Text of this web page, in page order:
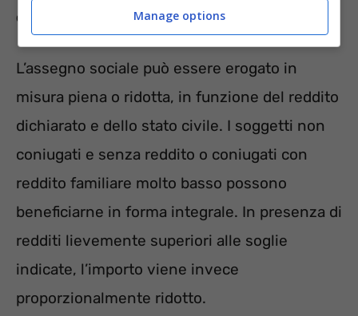
complessivo sale a 14.005,94 euro.
L’assegno sociale può essere erogato in
misura piena o ridotta, in funzione del reddito
dichiarato e dello stato civile. I soggetti non
coniugati e senza reddito o coniugati con
reddito familiare molto basso possono
beneficiarne in forma integrale. In presenza di
redditi lievemente superiori alle soglie
indicate, l’importo viene invece
proporzionalmente ridotto.
Manage options